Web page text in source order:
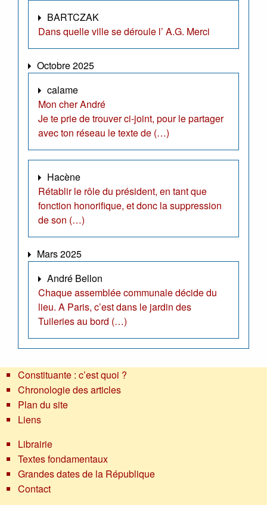
BARTCZAK
Dans quelle ville se déroule l’ A.G. Merci
Octobre 2025
calame
Mon cher André
Je te prie de trouver ci-joint, pour le partager
avec ton réseau le texte de (…)
Hacène
Rétablir le rôle du président, en tant que
fonction honorifique, et donc la suppression
de son (…)
Mars 2025
André Bellon
Chaque assemblée communale décide du
lieu. A Paris, c’est dans le jardin des
Tuileries au bord (…)
Constituante : c’est quoi ?
Chronologie des articles
Plan du site
Liens
Librairie
Textes fondamentaux
Grandes dates de la République
Contact